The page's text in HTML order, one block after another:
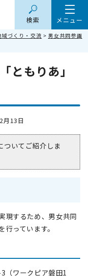
メニュー
検索
域づくり・交流 > 男女共同参画
ともりあ」
13日
いてご紹介しま
現するため、男女共同
っています。
ワークピア磐田1